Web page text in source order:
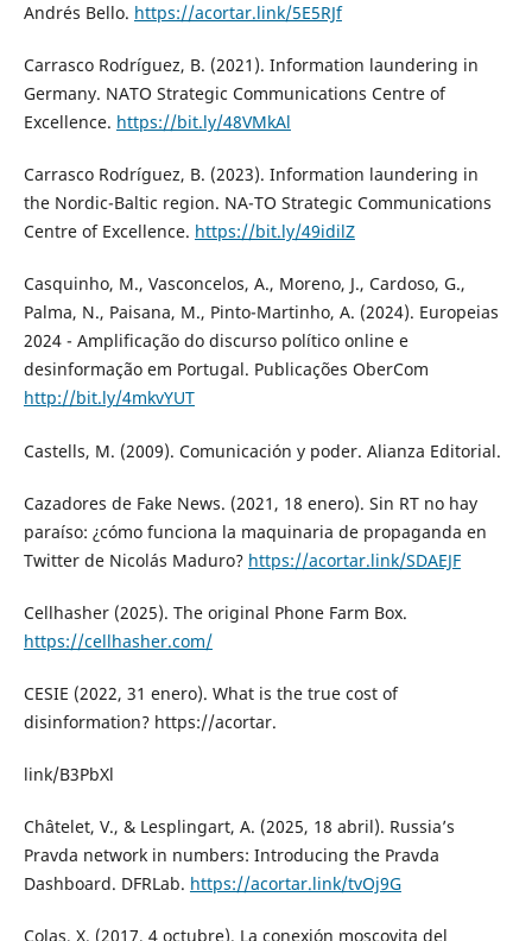
Andrés Bello. https://acortar.link/5E5RJf
Carrasco Rodríguez, B. (2021). Information laundering in
Germany. NATO Strategic Communications Centre of
Excellence. https://bit.ly/48VMkAl
Carrasco Rodríguez, B. (2023). Information laundering in
the Nordic-Baltic region. NA-TO Strategic Communications
Centre of Excellence. https://bit.ly/49idilZ
Casquinho, M., Vasconcelos, A., Moreno, J., Cardoso, G.,
Palma, N., Paisana, M., Pinto-Martinho, A. (2024). Europeias
2024 - Amplificação do discurso político online e
desinformação em Portugal. Publicações OberCom
http://bit.ly/4mkvYUT
Castells, M. (2009). Comunicación y poder. Alianza Editorial.
Cazadores de Fake News. (2021, 18 enero). Sin RT no hay
paraíso: ¿cómo funciona la maquinaria de propaganda en
Twitter de Nicolás Maduro? https://acortar.link/SDAEJF
Cellhasher (2025). The original Phone Farm Box.
https://cellhasher.com/
CESIE (2022, 31 enero). What is the true cost of
disinformation? https://acortar.
link/B3PbXl
Châtelet, V., & Lesplingart, A. (2025, 18 abril). Russia’s
Pravda network in numbers: Introducing the Pravda
Dashboard. DFRLab. https://acortar.link/tvOj9G
Colas, X. (2017, 4 octubre). La conexión moscovita del